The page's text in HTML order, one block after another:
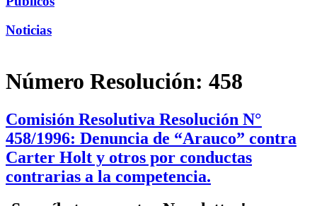
Noticias
Número Resolución: 458
Comisión Resolutiva Resolución N°
458/1996: Denuncia de “Arauco” contra
Carter Holt y otros por conductas
contrarias a la competencia.